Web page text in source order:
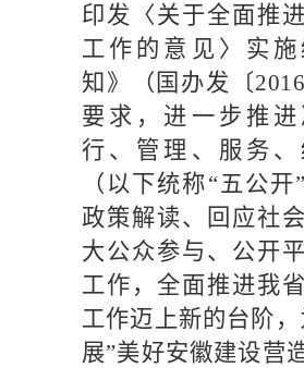
印发〈关于全面推
工作的意见〉实施
知》（国办发〔2016
要求，进一步推
行、管理、服务
（以下统称“五公开
政策解读、回应社
大公众参与、公开
工作，全面推进我
工作迈上新的台阶，
展”美好安徽建设营